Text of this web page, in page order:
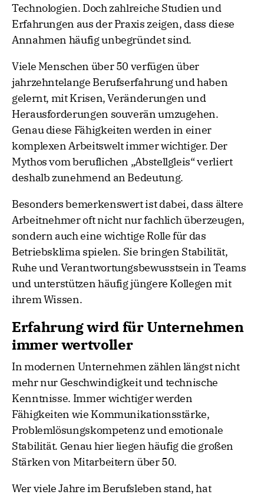
Technologien. Doch zahlreiche Studien und
Erfahrungen aus der Praxis zeigen, dass diese
Annahmen häufig unbegründet sind.
Viele Menschen über 50 verfügen über
jahrzehntelange Berufserfahrung und haben
gelernt, mit Krisen, Veränderungen und
Herausforderungen souverän umzugehen.
Genau diese Fähigkeiten werden in einer
komplexen Arbeitswelt immer wichtiger. Der
Mythos vom beruflichen „Abstellgleis“ verliert
deshalb zunehmend an Bedeutung.
Besonders bemerkenswert ist dabei, dass ältere
Arbeitnehmer oft nicht nur fachlich überzeugen,
sondern auch eine wichtige Rolle für das
Betriebsklima spielen. Sie bringen Stabilität,
Ruhe und Verantwortungsbewusstsein in Teams
und unterstützen häufig jüngere Kollegen mit
ihrem Wissen.
Erfahrung wird für Unternehmen
immer wertvoller
In modernen Unternehmen zählen längst nicht
mehr nur Geschwindigkeit und technische
Kenntnisse. Immer wichtiger werden
Fähigkeiten wie Kommunikationsstärke,
Problemlösungskompetenz und emotionale
Stabilität. Genau hier liegen häufig die großen
Stärken von Mitarbeitern über 50.
Wer viele Jahre im Berufsleben stand, hat